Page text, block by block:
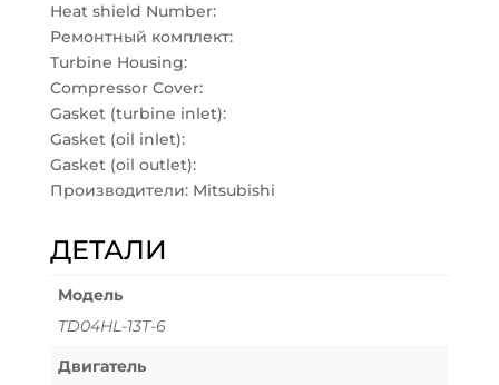
Heat shield Number:
Ремонтный комплект:
Turbine Housing:
Compressor Cover:
Gasket (turbine inlet):
Gasket (oil inlet):
Gasket (oil outlet):
Производители: Mitsubishi
ДЕТАЛИ
Модель
TD04HL-13T-6
Двигатель